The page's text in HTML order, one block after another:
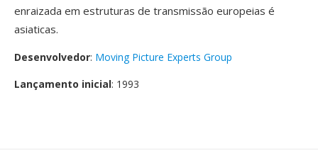
enraizada em estruturas de transmissão europeias é
asiaticas.
Desenvolvedor: Moving Picture Experts Group
Lançamento inicial: 1993